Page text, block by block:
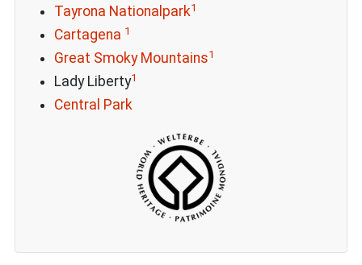
Tayrona Nationalpark1
Cartagena 1
Great Smoky Mountains1
Lady Liberty1
Central Park